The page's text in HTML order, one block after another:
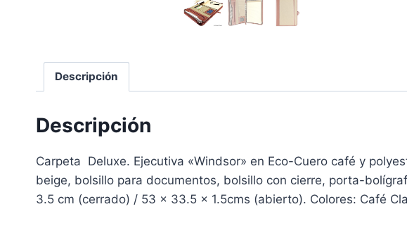
Descripción
Descripción
Carpeta Deluxe. Ejecutiva «Windsor» en Eco-Cuero café y
beige, bolsillo para documentos, bolsillo con cierre, porta-
3.5 cm (cerrado) / 53 x 33.5 x 1.5cms (abierto). Colores: Café